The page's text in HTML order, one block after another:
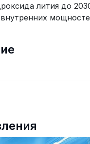
лития до